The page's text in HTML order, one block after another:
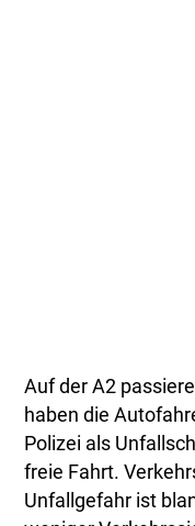
Auf der A2
haben die
Polizei als
freie Fahrt.
Unfallgefahr ist